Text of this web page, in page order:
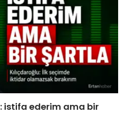
istifa ederim ama bir